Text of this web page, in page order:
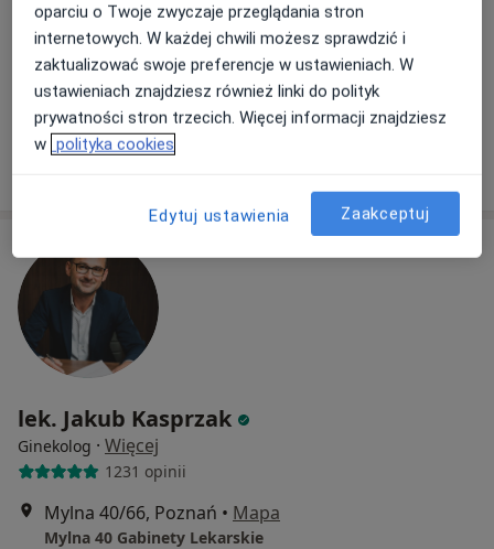
Kanclerska 2, Gabinet, Poznań • Mapa
Gabinet Lekarski.
USG piersi
lek. Jakub Kasprzak
Ginekolog · Więcej
1231 opinii
Mylna 40/66, Poznań • Mapa
Mylna 40 Gabinety Lekarskie
oparciu o Twoje zwyczaje przeglądania stron
internetowych. W każdej chwili możesz sprawdzić i
zaktualizować swoje preferencje w ustawieniach. W
ustawieniach znajdziesz również linki do polityk
prywatności stron trzecich. Więcej informacji znajdziesz
w polityka cookies
Edytuj ustawienia Zaakceptuj